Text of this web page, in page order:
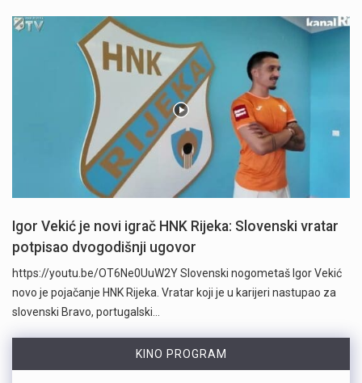
Igor Vekić je novi igrač HNK Rijeka: Slovenski vratar
potpisao dvogodišnji ugovor
https://youtu.be/OT6Ne0UuW2Y Slovenski nogometaš Igor Vekić
novo je pojačanje HNK Rijeka. Vratar koji je u karijeri nastupao za
slovenski Bravo, portugalski…
KINO PROGRAM